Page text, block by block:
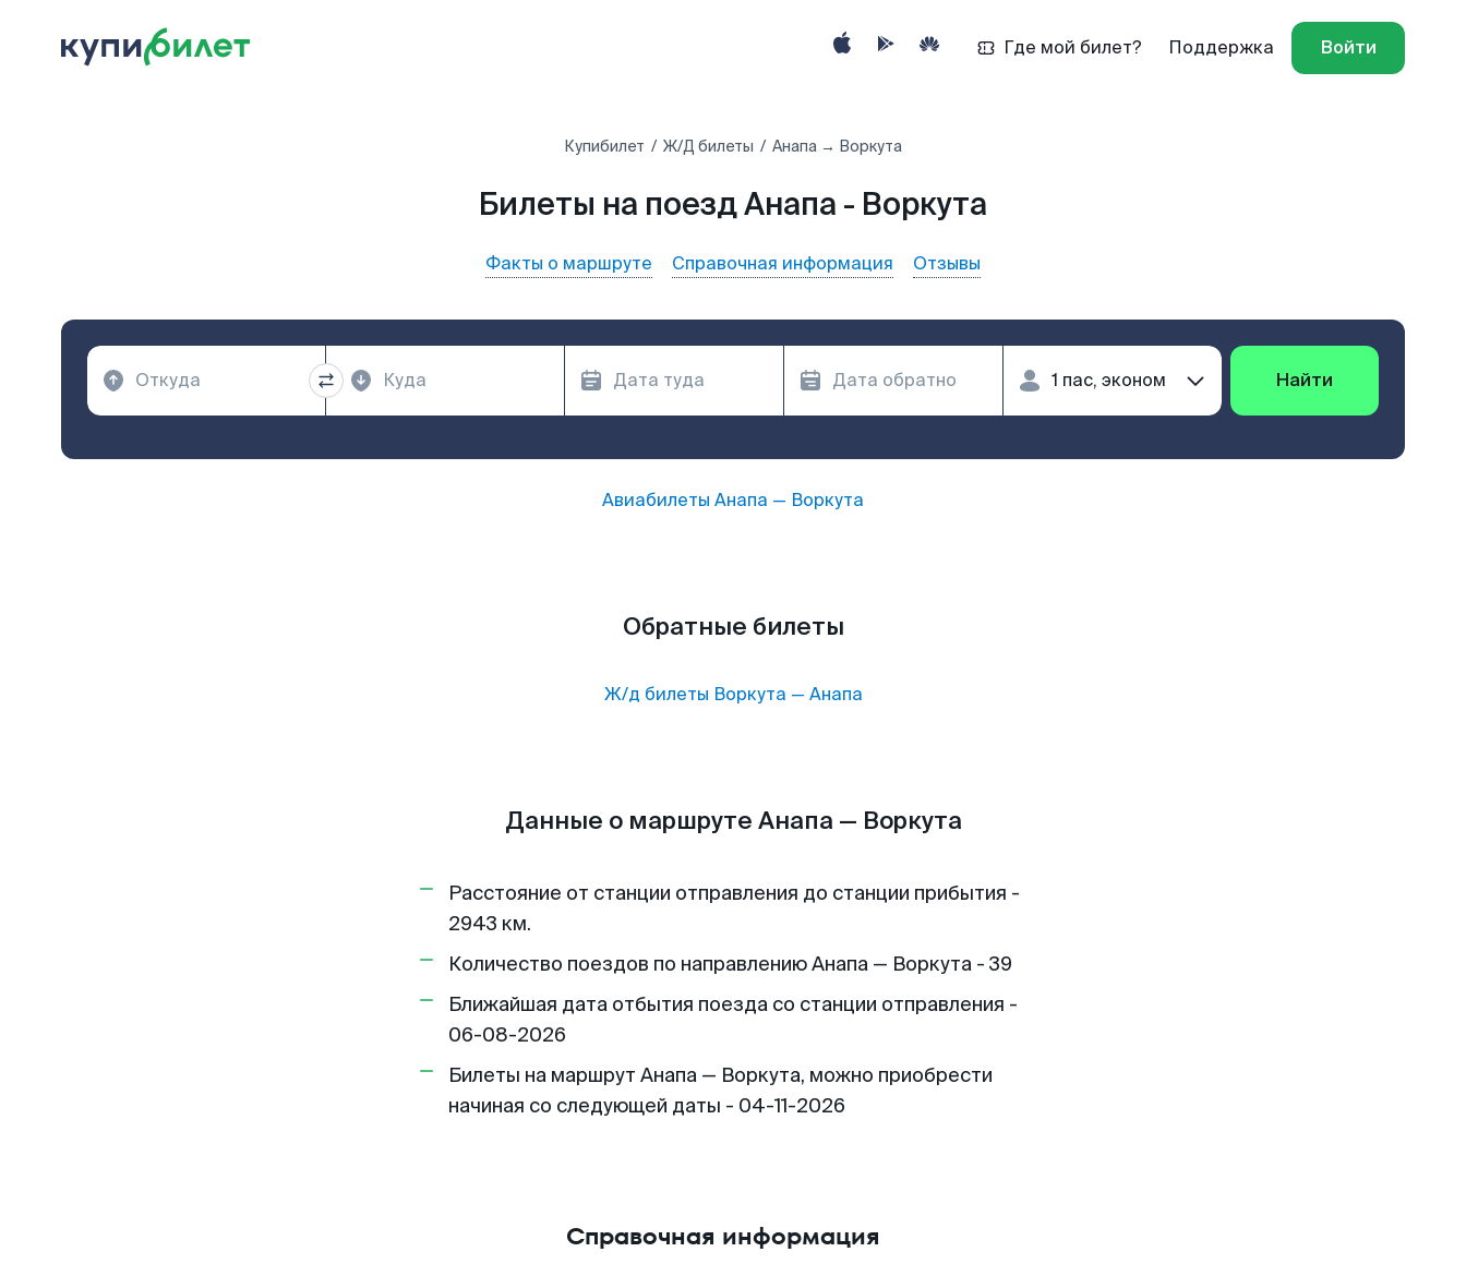
Где мой билет? Поддержка Войти
Купибилет Ж/Д билеты Анапа → Воркута
Билеты на поезд Анапа - Воркута
Факты о маршруте Справочная информация Отзывы
Найти
Авиабилеты Анапа — Воркута
Обратные билеты
Ж/д билеты Воркута — Анапа
Данные о маршруте Анапа — Воркута
Расстояние от станции отправления до станции прибытия -
2943 км.
Количество поездов по направлению Анапа — Воркута - 39
Ближайшая дата отбытия поезда со станции отправления -
06-08-2026
Билеты на маршрут Анапа — Воркута, можно приобрести
начиная со следующей даты - 04-11-2026
Справочная информация